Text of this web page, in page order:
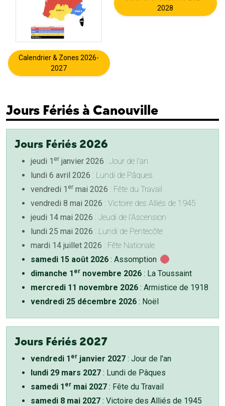
Calendrier & Zones 2026-
2027
2028
Jours Fériés à Canouville
Jours Fériés 2026
jeudi 1 er janvier 2026 : Jour de l'an
lundi 6 avril 2026 : Lundi de Pâques
vendredi 1 er mai 2026 : Fête du Travail
vendredi 8 mai 2026 : Victoire des Alliés de 1945
jeudi 14 mai 2026 : Jeudi de l'Ascension
lundi 25 mai 2026 : Lundi de Pentecôte
mardi 14 juillet 2026 : Fête Nationale
samedi 15 août 2026 : Assomption
dimanche 1 er novembre 2026 : La Toussaint
mercredi 11 novembre 2026 : Armistice de 1918
vendredi 25 décembre 2026 : Noël
Jours Fériés 2027
vendredi 1 er janvier 2027 : Jour de l'an
lundi 29 mars 2027 : Lundi de Pâques
samedi 1 er mai 2027 : Fête du Travail
samedi 8 mai 2027 : Victoire des Alliés de 1945